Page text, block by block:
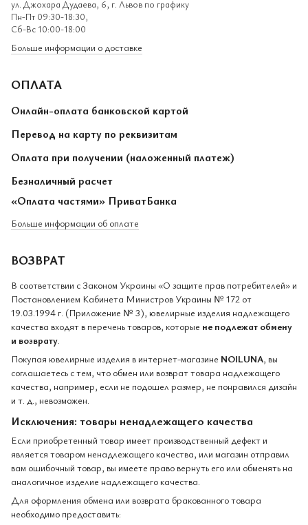
ул. Джохара Дудаева, 6, г. Львов по графику
Пн-Пт 09:30-18:30,
Сб-Вс 10:00-18:00
Больше информации о доставке
ОПЛАТА
Онлайн-оплата банковской картой
Перевод на карту по реквизитам
Оплата при получении (наложенный платеж)
Безналичный расчет
«Оплата частями» ПриватБанка
Больше информации об оплате
ВОЗВРАТ
В соответствии с Законом Украины «О защите прав потребителей» и
Постановлением Кабинета Министров Украины № 172 от
19.03.1994 г. (Приложение № 3), ювелирные изделия надлежащего
качества входят в перечень товаров, которые не подлежат обмену
и возврату
Покупая ювелирные изделия в интернет-магазине NOILUNA, вы
соглашаетесь с тем, что обмен или возврат товара надлежащего
качества, например, если не подошел размер, не понравился дизайн
и т. д., невозможен.
Исключения: товары ненадлежащего качества
Если приобретенный товар имеет производственный дефект и
является товаром ненадлежащего качества, или магазин отправил
вам ошибочный товар, вы имеете право вернуть его или обменять на
аналогичное изделие надлежащего качества.
Для оформления обмена или возврата бракованного товара
необходимо предоставить: